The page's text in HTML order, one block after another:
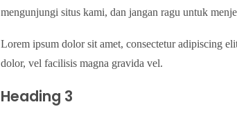
mengunjungi situs kami, dan jangan ragu untuk
Lorem ipsum dolor sit amet, consectetur adipiscing
dolor, vel facilisis magna gravida vel.
Heading 3